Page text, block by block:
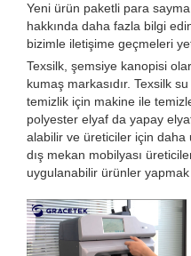
Yeni ürün paketli para
hakkında daha fazla bilgi
bizimle iletişime geçmeleri
Texsilk, şemsiye kanopisi
kumaş markasıdır. Texsilk
temizlik için makine ile
polyester elyaf da yapay
alabilir ve üreticiler için
dış mekan mobilyası
uygulanabilir ürünler yapmak